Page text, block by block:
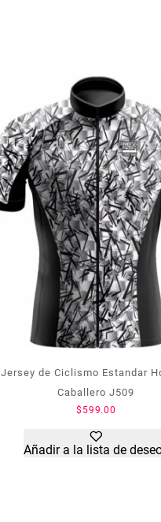
Jersey de Ciclismo Estandar
Caballero J509
$ 599.00
Añadir a la lista de